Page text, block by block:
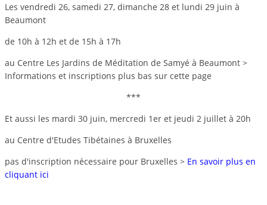
Les vendredi 26, samedi 27, dimanche 28 et lundi 29 juin à
Beaumont
de 10h à 12h et de 15h à 17h
au Centre Les Jardins de Méditation de Samyé à Beaumont >
Informations et inscriptions plus bas sur cette page
***
Et aussi les mardi 30 juin, mercredi 1er et jeudi 2 juillet à 20h
au Centre d'Etudes Tibétaines à Bruxelles
pas d'inscription nécessaire pour Bruxelles > En savoir plus en
cliquant ici